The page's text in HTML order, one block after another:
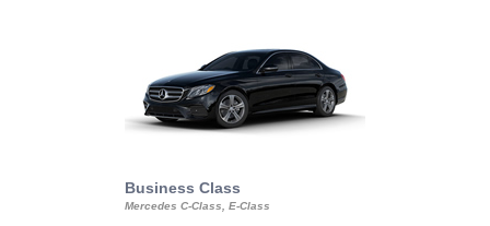
Business Class
Mercedes C-Class, E-Class